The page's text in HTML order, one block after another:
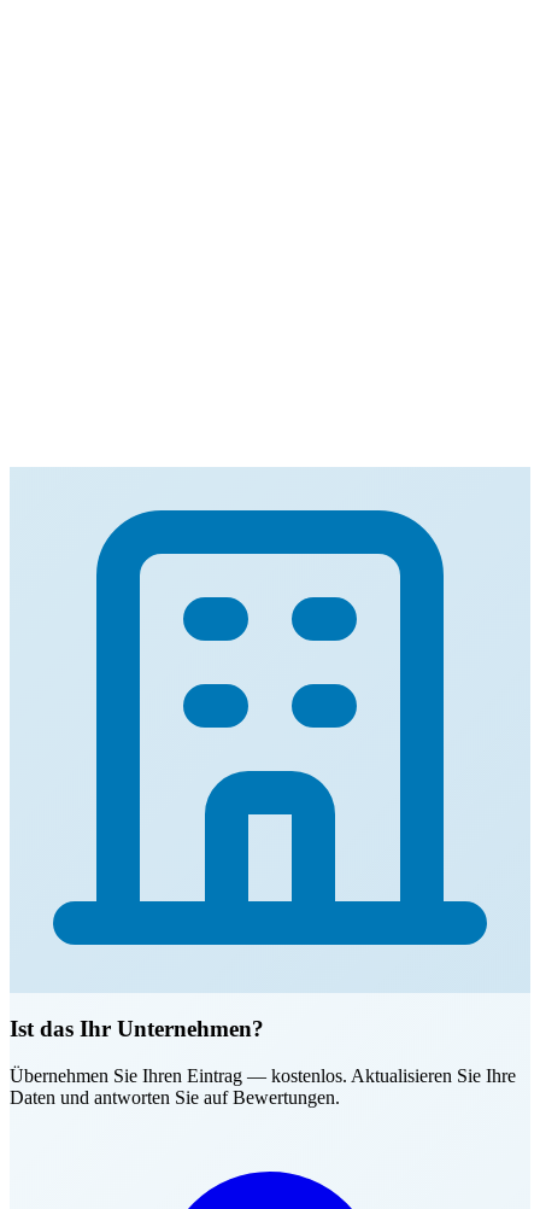
Ist das Ihr Unternehmen?
Übernehmen Sie Ihren Eintrag — kostenlos. Aktualisieren Sie Ihre
Daten und antworten Sie auf Bewertungen.